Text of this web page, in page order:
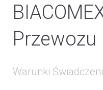
Przewozu
Warunki